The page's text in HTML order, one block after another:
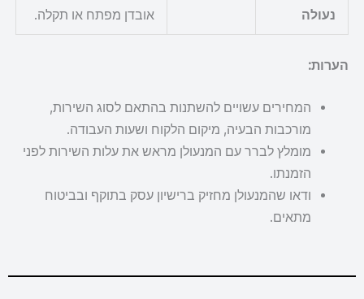
נעולה
אובדן מפתח או תקלה.
הערות:
המחירים עשויים להשתנות בהתאם לסוג השירות,
מורכבות הבעיה, מיקום הלקוח ושעות העבודה.
מומלץ לברר עם המנעולן מראש את עלות השירות לפני
הזמנתו.
ודאו שהמנעולן מחזיק ברישיון עסק בתוקף ובביטוח
מתאים.